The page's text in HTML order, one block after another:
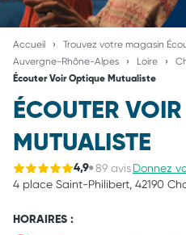
Accueil
Trouvez votre magasin
Auvergne-Rhône-Alpes
Loire
Écouter Voir Optique Mutualiste
ÉCOUTER
MUTUALISTE
4,9 89 avisDonnez
4 place Saint-Philibert, 42190
HORAIRES :